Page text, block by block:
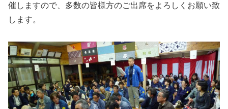
催しますので、多数の皆様方のご出席をよろしくお願い致
します。